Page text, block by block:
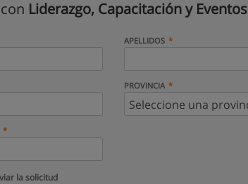
Liderazgo, Capacitación y Eventos
APELLIDOS
PROVINCIA
la solicitud